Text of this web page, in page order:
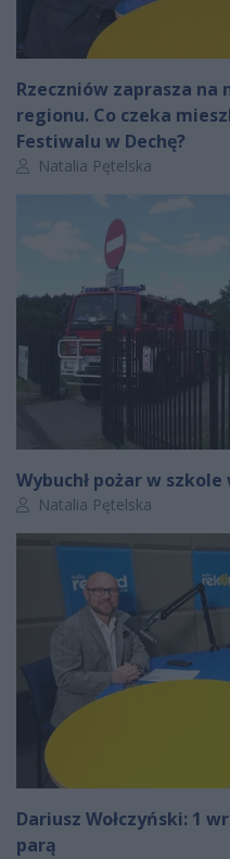
Rzeczniów zaprasza
regionu. Co czeka
Festiwalu w Dechę?
Autor artykułu:
Natalia Pętelska
Wybuchł pożar w
Autor artykułu:
Natalia Pętelska
Dariusz Wołczyński: 1
parą